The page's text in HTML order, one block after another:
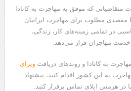
که موفق به مهاجرت به کانادا
مقصدی مطلوب برای مهاجرت ایرانیان
در تمامی زمینه‌های کار، زندگی،
مهاجران قرار می‌دهد.
به کانادا و روندهای دریافت ویزای
به این کشور اقدام کنید، پیشنهاد
در هرمس اپلای تماس برقرار کنید.